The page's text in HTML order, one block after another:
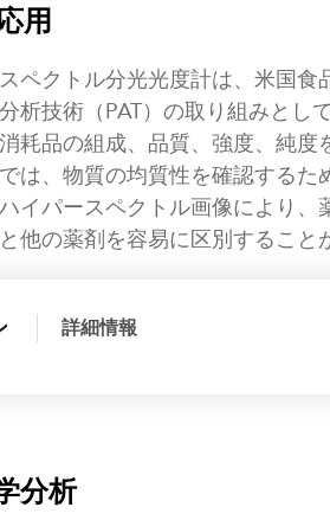
用
ペクトル分光光度計は、米国食
析技術（PAT）の取り組みとし
耗品の組成、品質、強度、純度
は、物質の均質性を確認する
イパースペクトル画像により、
他の薬剤を容易に区別すること
詳細情報
分析